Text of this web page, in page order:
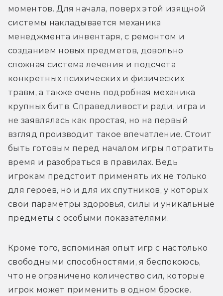
моментов. Для начала, поверх этой изящной
системы накладывается механика
менеджмента инвентаря, с ремонтом и
созданием новых предметов, довольно
сложная система лечения и подсчета
конкретных психических и физических
травм, а также очень подробная механика
крупных битв. Справедливости ради, игра и
не заявлялась как простая, но на первый
взгляд производит такое впечатление. Стоит
быть готовым перед началом игры потратить
время и разобраться в правилах. Ведь
игрокам предстоит применять их не только
для героев, но и для их спутников, у которых
свои параметры здоровья, силы и уникальные
предметы с особыми показателями.
Кроме того, вспоминая опыт игр с настолько
свободными способностями, я беспокоюсь,
что не ограничено количество сил, которые
игрок может применить в одном броске.